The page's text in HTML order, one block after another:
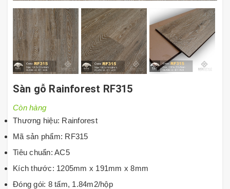
Sàn gỗ Rainforest RF315
Còn hàng
Thương hiệu: Rainforest
Mã sản phẩm: RF315
Tiêu chuẩn: AC5
Kích thước: 1205mm x 191mm x 8mm
Đóng gói: 8 tấm, 1.84m2/hộp